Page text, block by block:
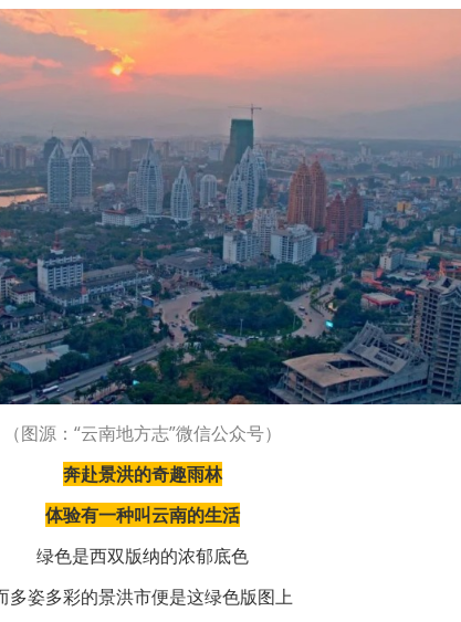
（图源：“云南地方志”微信公众号）
奔赴景洪的奇趣雨林
体验有一种叫云南的生活
绿色是西双版纳的浓郁底色
多姿多彩的景洪市便是这绿色版图上